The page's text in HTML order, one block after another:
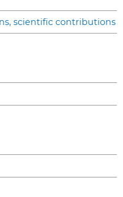
scientific contributions